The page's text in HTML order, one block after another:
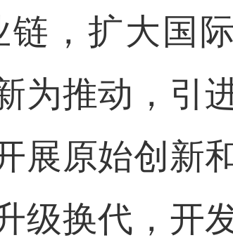
，扩大国
为推动，引
展原始创新
级换代，开